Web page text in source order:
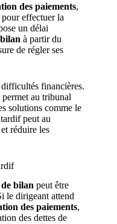
des paiements,
effectuer la
un délai
à partir du
de régler ses
difficultés financières.
permet au tribunal
solutions comme le
peut au
réduire les
bilan peut être
le dirigeant attend
des paiements,
des dettes de